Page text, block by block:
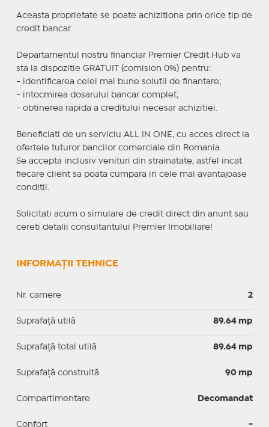
Aceasta proprietate se poate achizitiona prin orice tip de
credit bancar.
Departamentul nostru financiar Premier Credit Hub va
sta la dispozitie GRATUIT (comision 0%) pentru:
- identificarea celei mai bune solutii de finantare;
- intocmirea dosarului bancar complet;
- obtinerea rapida a creditului necesar achizitiei.
Beneficiati de un serviciu ALL IN ONE, cu acces direct la
ofertele tuturor bancilor comerciale din Romania.
Se accepta inclusiv venituri din strainatate, astfel incat
fiecare client sa poata cumpara in cele mai avantajoase
conditii.
Solicitati acum o simulare de credit direct din anunt sau
cereti detalii consultantului Premier Imobiliare!
INFORMAȚII TEHNICE
Nr. camere 2
Suprafaţă utilă 89.64 mp
Suprafaţă total utilă 89.64 mp
Suprafaţă construită 90 mp
Compartimentare Decomandat
Confort -